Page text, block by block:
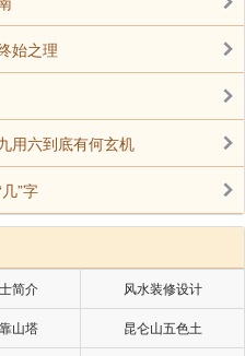
始之理
用六到底有何玄机
”字
简介 风水装修设计
山塔 昆仑山五色土